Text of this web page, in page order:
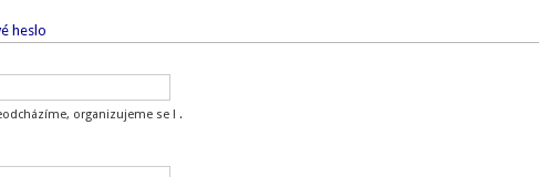
heslo
organizujeme se ! .